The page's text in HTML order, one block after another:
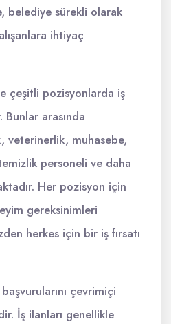
belediye sürekli olarak
ihtiyaç
çeşitli pozisyonlarda iş
Bunlar arasında
veterinerlik, muhasebe,
personeli ve daha
Her pozisyon için
gereksinimleri
herkes için bir iş fırsatı
çevrimiçi
İş ilanları genellikle